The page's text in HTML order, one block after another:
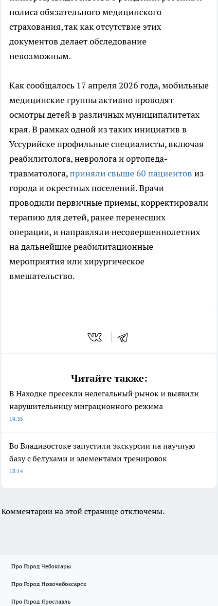
полиса обязательного медицинского
страхования, так как отсутствие этих
документов делает обследование
невозможным.
Как сообщалось 17 апреля 2026 года, мобильные
медицинские группы активно проводят
осмотры детей в различных муниципалитетах
края. В рамках одной из таких инициатив в
Уссурийске профильные специалисты, включая
реабилитолога, невролога и ортопеда-
травматолога,приняли свыше 60 пациентов из
города и окрестных поселений. Врачи
проводили первичные приемы, корректировали
терапию для детей, ранее перенесших
операции, и направляли несовершеннолетних
на дальнейшие реабилитационные
мероприятия или хирургическое
вмешательство.
Читайте также:
В Находке пресекли нелегальный рынок и выявили
нарушительницу миграционного режима
19:35
Во Владивостоке запустили экскурсии на научную
базу с белухами и элементами тренировок
18:14
Комментарии на этой странице отключены.
Про Город Чебоксары
Про Город Новочебоксарск
Про Город Ярославль